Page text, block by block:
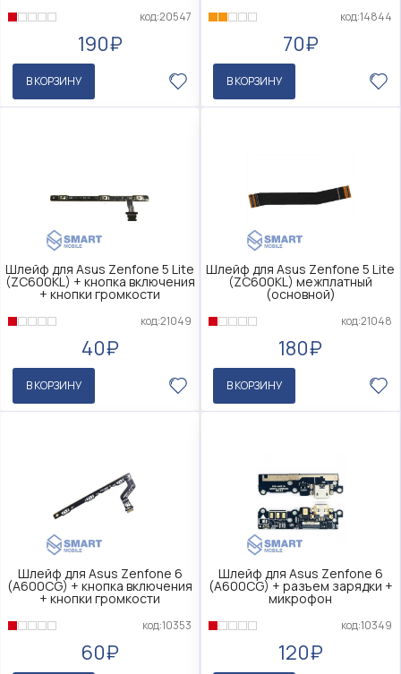
код:20547
190₽
В КОРЗИНУ
код:14844
70₽
В КОРЗИНУ
Шлейф для Asus Zenfone 5 Lite
(ZC600KL) + кнопка включения
+ кнопки громкости
код:21049
40₽
В КОРЗИНУ
Шлейф для Asus Zenfone 5 Lite
(ZC600KL) межплатный
(основной)
код:21048
180₽
В КОРЗИНУ
Шлейф для Asus Zenfone 6
(A600CG) + кнопка включения
+ кнопки громкости
код:10353
60₽
Шлейф для Asus Zenfone 6
(A600CG) + разъем зарядки +
микрофон
код:10349
120₽